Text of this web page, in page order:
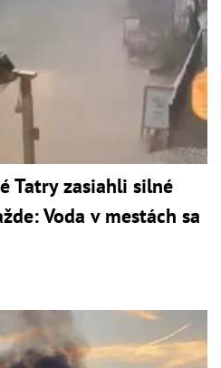
Tatry zasiahli silné
Voda v mestách sa